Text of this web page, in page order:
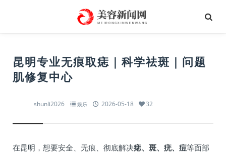
昆明专业无痕取痣｜科学祛斑｜问题
肌修复中心
shunli2026 娱乐 2026-05-18 32
在昆明，想要安全、无痕、彻底解决痣、斑、疣、痘等面部